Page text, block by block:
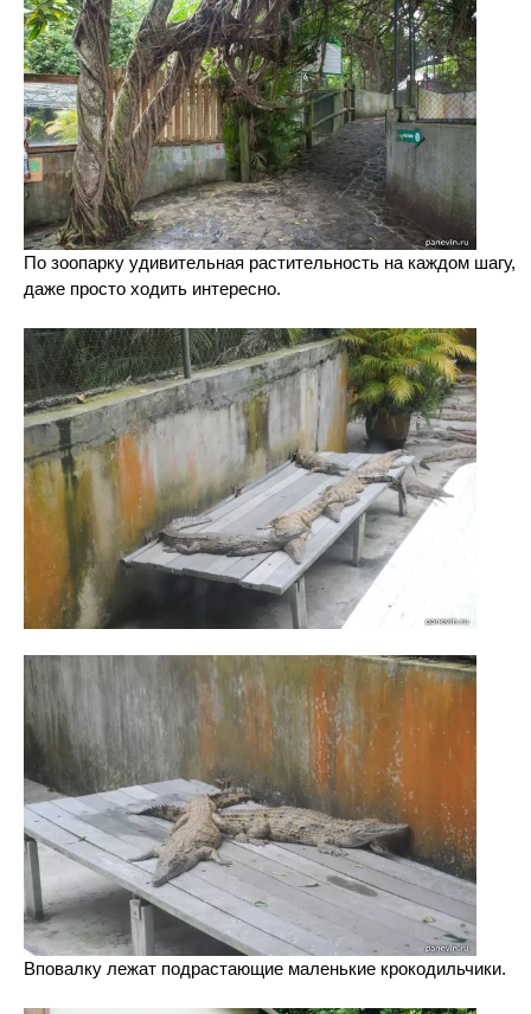
По зоопарку удивительная растительность на каждом шагу,
даже просто ходить интересно.
Вповалку лежат подрастающие маленькие крокодильчики.